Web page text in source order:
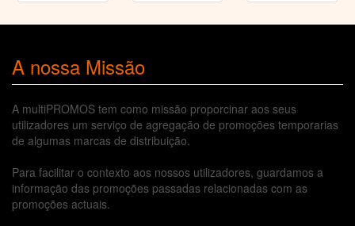
A nossa Missão
A multiPROMOS tem como missão proporcinar aos seus
utilizadores um serviço de agregação de promoções temporarias
de algumas marcas de distribuição.
Para facilitar o contexto aos nossos utilizadores, guardamos a
informação das promoções passadas relacionadas com as
promoções actuais.